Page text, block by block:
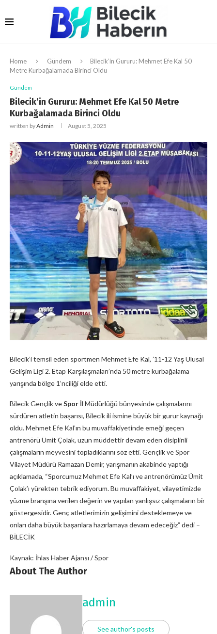
Home Gündem
Bilecik’in Gururu: Mehmet Efe Kal 50
Metre Kurbağalamada Birinci Oldu
Gündem
Bilecik’in Gururu: Mehmet Efe Kal 50 Metre
Kurbağalamada Birinci Oldu
written byAdmin August 5, 2025
Bilecik’i temsil eden sportmen Mehmet Efe Kal, ’11-12 Yaş Ulusal
Gelişim Ligi 2. Etap Karşılaşmaları’nda 50 metre kurbağalama
yarışında bölge 1’nciliği elde etti.
Bilecik Gençlik veSpor İl Müdürlüğü bünyesinde çalışmalarını
sürdüren atletin başarısı, Bilecik ili ismine büyük bir gurur kaynağı
oldu. Mehmet Efe Kal’ın bu muvaffakiyetinde emeği geçen
antrenörü Ümit Çolak, uzun müddettir devam eden disiplinli
çalışmaların meyvesini topladıklarını söz etti. Gençlik ve Spor
Vilayet Müdürü Ramazan Demir, yarışmanın akabinde yaptığı
açıklamada, “Sporcumuz Mehmet Efe Kal’ı ve antrenörümüz Ümit
Çolak’ı yürekten tebrik ediyorum. Bu muvaffakiyet, vilayetimizde
yüzme branşına verilen değerin ve yapılan yanlışsız çalışmaların bir
göstergesidir. Genç atletlerimizin gelişimini desteklemeye ve
onları daha büyük başarılara hazırlamaya devam edeceğiz” dedi –
BİLECİK
Kaynak: İhlas Haber Ajansı / Spor
About The Author
admin
See author's posts